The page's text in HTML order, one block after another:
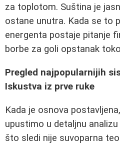
za toplotom. Suština je
ostane unutra. Kada se to
energenta postaje pitanje
borbe za goli opstanak
Pregled najpopularnijih
Iskustva iz prve ruke
Kada je osnova
upustimo u detaljnu
što sledi nije suvoparna